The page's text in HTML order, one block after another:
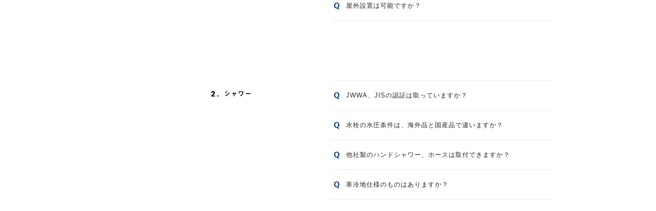
屋外設置は可能ですか？
JWWA、JISの認証は取っていますか？
水栓の水圧条件は、海外品と国産品で違いますか？
他社製のハンドシャワー、ホースは取付できますか？
寒冷地仕様のものはありますか？